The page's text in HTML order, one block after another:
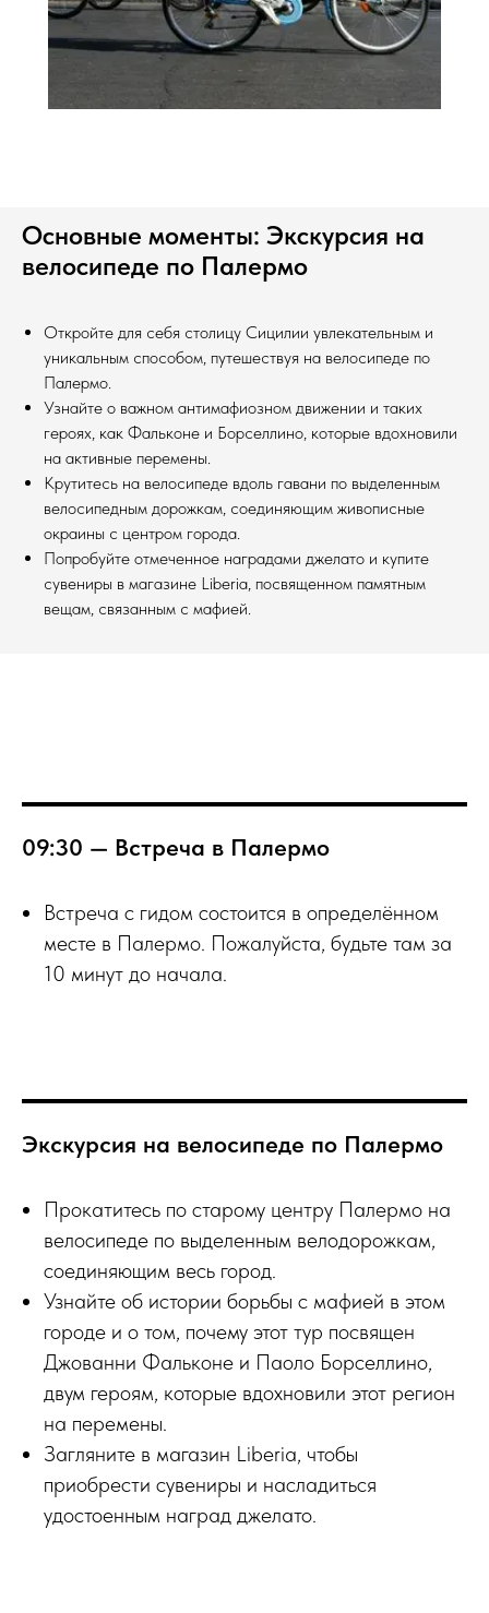
Основные моменты: Экскурсия на
велосипеде по Палермо
Откройте для себя столицу Сицилии увлекательным и
уникальным способом, путешествуя на велосипеде по
Палермо.
Узнайте о важном антимафиозном движении и таких
героях, как Фальконе и Борселлино, которые вдохновили
на активные перемены.
Крутитесь на велосипеде вдоль гавани по выделенным
велосипедным дорожкам, соединяющим живописные
окраины с центром города.
Попробуйте отмеченное наградами джелато и купите
сувениры в магазине Liberia, посвященном памятным
вещам, связанным с мафией.
09:30 — Встреча в Палермо
Встреча с гидом состоится в определённом
месте в Палермо. Пожалуйста, будьте там за
10 минут до начала.
Экскурсия на велосипеде по Палермо
Прокатитесь по старому центру Палермо на
велосипеде по выделенным велодорожкам,
соединяющим весь город.
Узнайте об истории борьбы с мафией в этом
городе и о том, почему этот тур посвящен
Джованни Фальконе и Паоло Борселлино,
двум героям, которые вдохновили этот регион
на перемены.
Загляните в магазин Liberia, чтобы
приобрести сувениры и насладиться
удостоенным наград джелато.